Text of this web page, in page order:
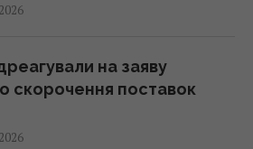
на заяву
скорочення поставок